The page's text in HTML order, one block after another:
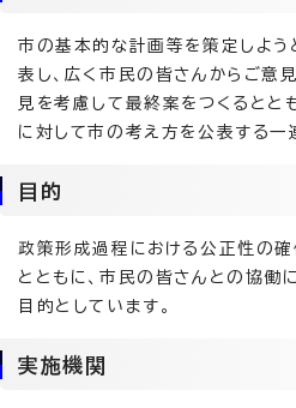
市の基本的な計画等を策定しよう
表し、広く市民の皆さんからご意
見を考慮して最終案をつくるとと
に対して市の考え方を公表する一
目的
政策形成過程における公正性の
とともに、市民の皆さんとの協働
目的としています。
実施機関